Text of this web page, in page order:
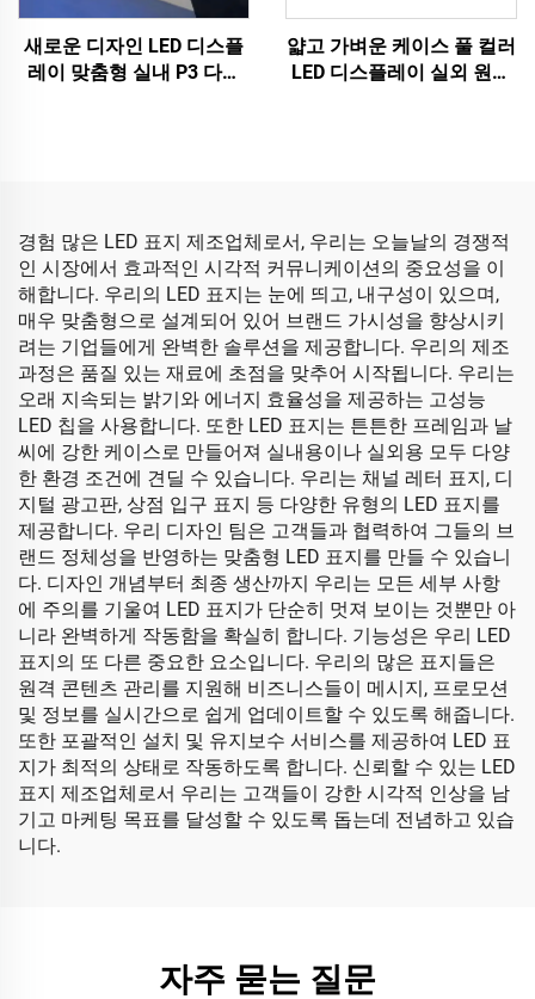
새로운 디자인 LED 디스플
레이 맞춤형 실내 P3 다이
얇고 가벼운 케이스 풀 컬러
LED 디스플레이 실외 원통
경험 많은 LED 표지 제조업체로서, 우리는 오늘날의 경쟁적
인 시장에서 효과적인 시각적 커뮤니케이션의 중요성을 이
해합니다. 우리의 LED 표지는 눈에 띄고, 내구성이 있으며,
매우 맞춤형으로 설계되어 있어 브랜드 가시성을 향상시키
려는 기업들에게 완벽한 솔루션을 제공합니다. 우리의 제조
과정은 품질 있는 재료에 초점을 맞추어 시작됩니다. 우리는
오래 지속되는 밝기와 에너지 효율성을 제공하는 고성능
LED 칩을 사용합니다. 또한 LED 표지는 튼튼한 프레임과 날
씨에 강한 케이스로 만들어져 실내용이나 실외용 모두 다양
한 환경 조건에 견딜 수 있습니다. 우리는 채널 레터 표지, 디
지털 광고판, 상점 입구 표지 등 다양한 유형의 LED 표지를
제공합니다. 우리 디자인 팀은 고객들과 협력하여 그들의 브
랜드 정체성을 반영하는 맞춤형 LED 표지를 만들 수 있습니
다. 디자인 개념부터 최종 생산까지 우리는 모든 세부 사항
에 주의를 기울여 LED 표지가 단순히 멋져 보이는 것뿐만 아
니라 완벽하게 작동함을 확실히 합니다. 기능성은 우리 LED
표지의 또 다른 중요한 요소입니다. 우리의 많은 표지들은
원격 콘텐츠 관리를 지원해 비즈니스들이 메시지, 프로모션
및 정보를 실시간으로 쉽게 업데이트할 수 있도록 해줍니다.
또한 포괄적인 설치 및 유지보수 서비스를 제공하여 LED 표
지가 최적의 상태로 작동하도록 합니다. 신뢰할 수 있는 LED
표지 제조업체로서 우리는 고객들이 강한 시각적 인상을 남
기고 마케팅 목표를 달성할 수 있도록 돕는데 전념하고 있습
니다.
자주 묻는 질문